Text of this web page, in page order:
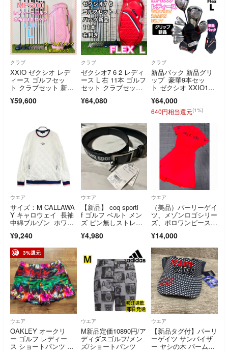
クラブ
XXIO ゼクシオ レデ
ィース ゴルフセッ
ト クラブセット 新
¥59,600
クラブ
ゼクシオ7 6 2 レディ
ース L 右 11本 ゴルフ
セット クラブセッ
性用 新品キャディバ
¥64,080
クラブ
新品バック 新品グリ
ップ 豪華9本セッ
ト ゼクシオ XXIO10
スゴルフクラブセッ
ト フレックスL 右
¥64,000
640円相当還元(1%)
ウエア
サイズ：M CALLAWA
Y キャロウェイ 長袖
中綿ブルゾン ホワイ
0] ゴルフウェア メン
ズ ストスト
¥9,240
ウエア
【新品】 coq sporti
f ゴルフ ベルト メン
ズ ピン無しストレッ
¥4,980
ウエア
（美品）パーリーゲイ
ツ、メゾンロゴシリー
ズ、ポロワンピース、
¥14,000
3%還元
ウエア
OAKLEY オークリ
ー ゴルフ レディー
ス ショートパンツ キ
ウエア
M新品定価10890円/ア
ディダスゴルフ/メン
ズ/ショートパンツ
ウエア
【新品タグ付】パーリ
ーゲイツ サンバイザ
ー ヤシの木 パームツ